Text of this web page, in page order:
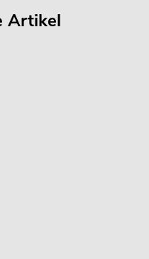
Artikel